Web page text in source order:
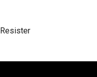
Resister